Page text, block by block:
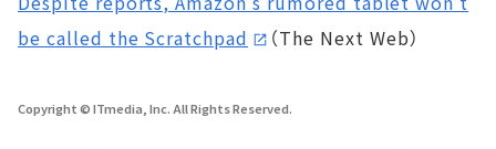
be called the Scratchpad
（The Next Web）
Copyright © ITmedia, Inc. All Rights Reserved.